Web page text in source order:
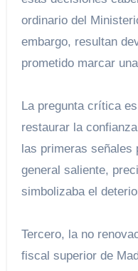
ordinario del
embargo, resultan
prometido marcar
La pregunta crítica
restaurar la
las primeras señales
general saliente,
simbolizaba el
Tercero, la no
fiscal superior de